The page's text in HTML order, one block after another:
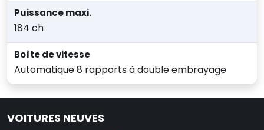
Puissance maxi.
184 ch
Boîte de vitesse
Automatique 8 rapports à double embrayage
VOITURES NEUVES